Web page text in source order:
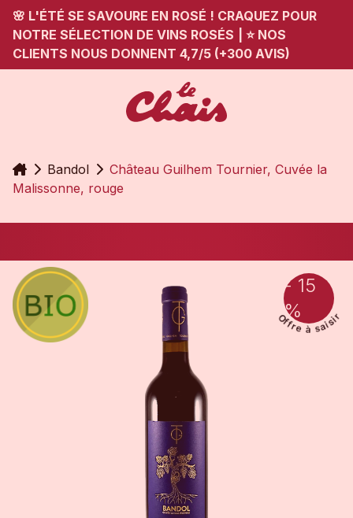
🌸 L'ÉTÉ SE SAVOURE EN ROSÉ ! CRAQUEZ POUR
NOTRE SÉLECTION DE VINS ROSÉS
⭐ NOS
CLIENTS NOUS DONNENT 4,7/5 (+300 AVIS)
AccueilBandol
Château Guilhem Tournier, Cuvée la
Malissonne, rouge
- 15
%